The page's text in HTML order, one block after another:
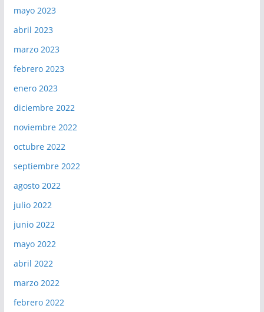
mayo 2023
abril 2023
marzo 2023
febrero 2023
enero 2023
diciembre 2022
noviembre 2022
octubre 2022
septiembre 2022
agosto 2022
julio 2022
junio 2022
mayo 2022
abril 2022
marzo 2022
febrero 2022